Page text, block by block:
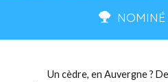
NOMINÉ
Un cèdre, en Auvergne ?